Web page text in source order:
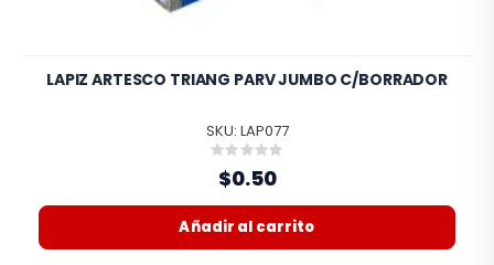
LAPIZ ARTESCO TRIANG PARV JUMBO C/BORRADOR
SKU: LAP077
Rating:
0%
$0.50
Añadir al carrito